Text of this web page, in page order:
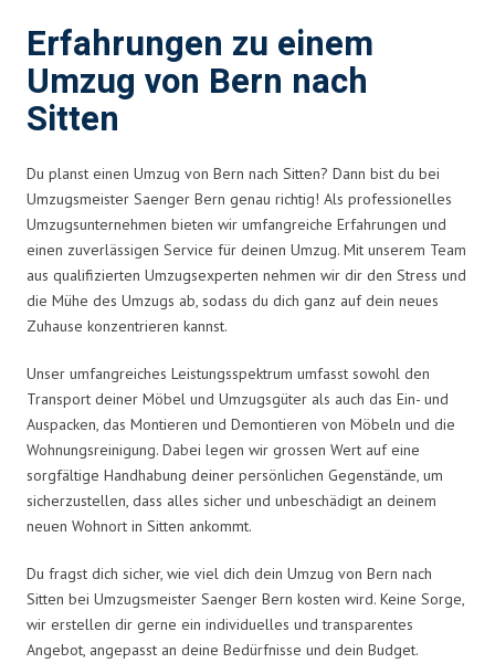
Erfahrungen zu einem
Umzug von Bern nach
Sitten
Du planst einen Umzug von Bern nach Sitten? Dann bist du bei
Umzugsmeister Saenger Bern genau richtig! Als professionelles
Umzugsunternehmen bieten wir umfangreiche Erfahrungen und
einen zuverlässigen Service für deinen Umzug. Mit unserem Team
aus qualifizierten Umzugsexperten nehmen wir dir den Stress und
die Mühe des Umzugs ab, sodass du dich ganz auf dein neues
Zuhause konzentrieren kannst.
Unser umfangreiches Leistungsspektrum umfasst sowohl den
Transport deiner Möbel und Umzugsgüter als auch das Ein- und
Auspacken, das Montieren und Demontieren von Möbeln und die
Wohnungsreinigung. Dabei legen wir grossen Wert auf eine
sorgfältige Handhabung deiner persönlichen Gegenstände, um
sicherzustellen, dass alles sicher und unbeschädigt an deinem
neuen Wohnort in Sitten ankommt.
Du fragst dich sicher, wie viel dich dein Umzug von Bern nach
Sitten bei Umzugsmeister Saenger Bern kosten wird. Keine Sorge,
wir erstellen dir gerne ein individuelles und transparentes
Angebot, angepasst an deine Bedürfnisse und dein Budget.